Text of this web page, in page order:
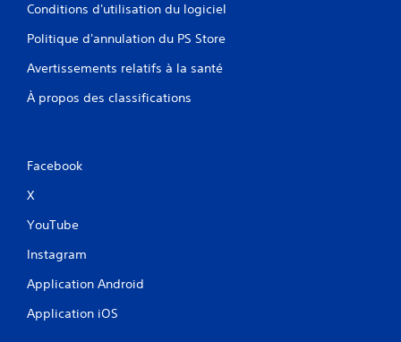
Conditions d'utilisation du logiciel
Politique d'annulation du PS Store
Avertissements relatifs à la santé
À propos des classifications
Facebook
X
YouTube
Instagram
Application Android
Application iOS